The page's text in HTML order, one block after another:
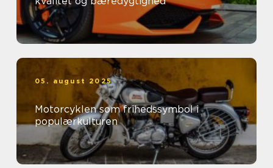
05. august 2025
Motorcyklen som frihedssymbol i
populærkulturen